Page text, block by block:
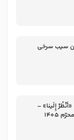
سیب سرخی
إِلَینا» –
1405